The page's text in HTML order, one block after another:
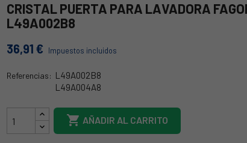
CRISTAL PUERTA PARA LAVADORA
L49A002B8
36,91 € Impuestos incluidos
Referencias: L49A002B8
L49A004A8
 AÑADIR AL CARRITO